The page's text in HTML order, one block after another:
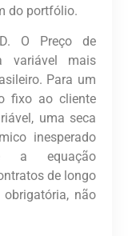
do portfólio.
O Preço de
variável mais
Para um
fixo ao cliente
uma seca
inesperado
a equação
de longo
não